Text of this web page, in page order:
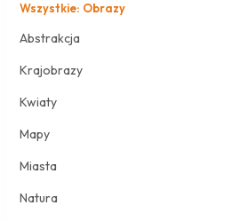
Wszystkie: Obrazy
Abstrakcja
Krajobrazy
Kwiaty
Mapy
Miasta
Natura